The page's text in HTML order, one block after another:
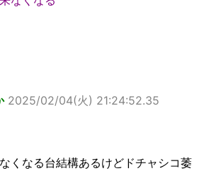
2025/02/04(火) 21:24:52.35
くなる台結構あるけどドチャシコ萎